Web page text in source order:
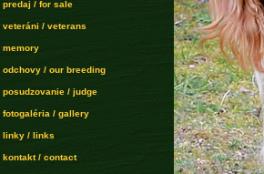
predaj / for sale
veteráni / veterans
memory
odchovy / our breeding
posudzovanie / judge
fotogaléria / gallery
linky / links
kontakt / contact